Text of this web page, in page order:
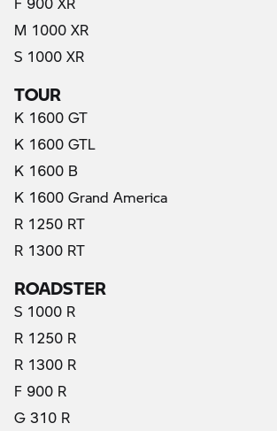
M 1000 XR
S 1000 XR
TOUR
K 1600 GT
K 1600 GTL
K 1600 B
K 1600 Grand America
R 1250 RT
R 1300 RT
ROADSTER
S 1000 R
R 1250 R
R 1300 R
F 900 R
G 310 R